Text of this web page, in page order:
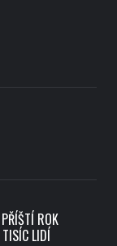
ROK
LIDÍ